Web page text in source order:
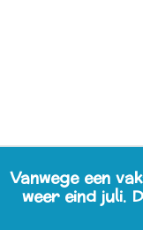
Vanwege een
weer eind juli.